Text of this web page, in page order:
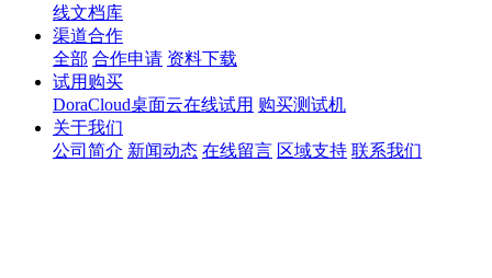
线文档库
渠道合作
全部 合作申请 资料下载
试用购买
DoraCloud桌面云在线试用 购买测试机
关于我们
公司简介 新闻动态 在线留言 区域支持 联系我们